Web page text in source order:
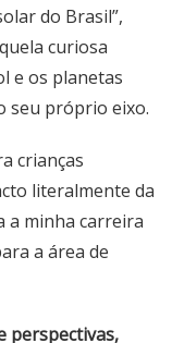
do Brasil”,
curiosa
e os planetas
seu próprio eixo.
crianças
literalmente da
a minha carreira
a área de
perspectivas,